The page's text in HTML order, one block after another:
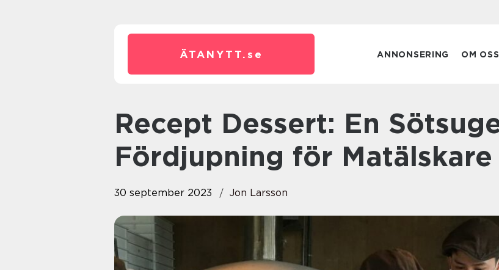
ÄTANYTT. se ANNONSERING OM OSS
Recept Dessert: En Sötsugen
Fördjupning för Matälskare
30 september 2023 Jon Larsson